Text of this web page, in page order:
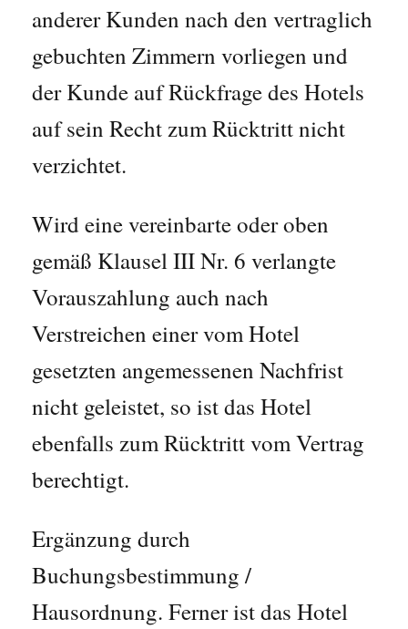
anderer Kunden nach den vertraglich
gebuchten Zimmern vorliegen und
der Kunde auf Rückfrage des Hotels
auf sein Recht zum Rücktritt nicht
verzichtet.
Wird eine vereinbarte oder oben
gemäß Klausel III Nr. 6 verlangte
Vorauszahlung auch nach
Verstreichen einer vom Hotel
gesetzten angemessenen Nachfrist
nicht geleistet, so ist das Hotel
ebenfalls zum Rücktritt vom Vertrag
berechtigt.
Ergänzung durch
Buchungsbestimmung /
Hausordnung. Ferner ist das Hotel